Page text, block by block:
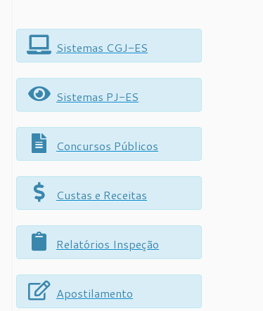
Sistemas CGJ-ES
Sistemas PJ-ES
Concursos Públicos
Custas e Receitas
Relatórios Inspeção
Apostilamento